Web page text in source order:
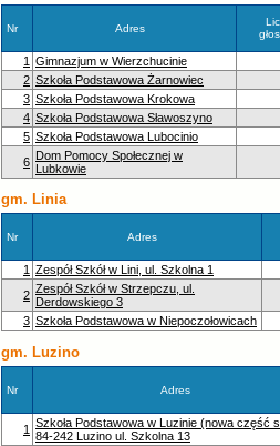
Nr Adres
1 Gimnazjum w Wierzchucinie
2 Szkoła Podstawowa Żarnowiec
3 Szkoła Podstawowa Krokowa
4 Szkoła Podstawowa Sławoszyno
5 Szkoła Podstawowa Lubocinio
6 Dom Pomocy Społecznej w
Lubkowie
gm. Linia
Nr Adres
1 Zespół Szkół w Lini, ul. Szkolna 1
2 Zespół Szkół w Strzepczu, ul.
Derdowskiego 3
3 Szkoła Podstawowa w Niepoczołowicach
gm. Luzino
Nr Adres
1 Szkoła Podstawowa w Luzinie (nowa część
84-242 Luzino ul. Szkolna 13